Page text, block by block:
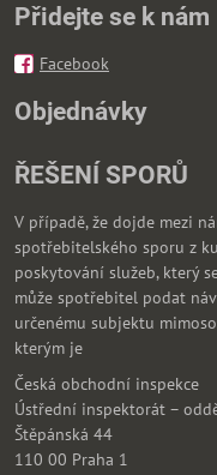
Přidejte se k nám
Facebook
Objednávky
ŘEŠENÍ SPORŮ
V případě, že dojde mezi
spotřebitelského sporu z
poskytování služeb, který
může spotřebitel podat
určenému subjektu
kterým je
Česká obchodní inspekce
Ústřední inspektorát –
Štěpánská 44
110 00 Praha 1